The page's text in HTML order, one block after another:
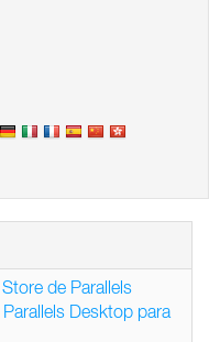
de Parallels
Desktop para